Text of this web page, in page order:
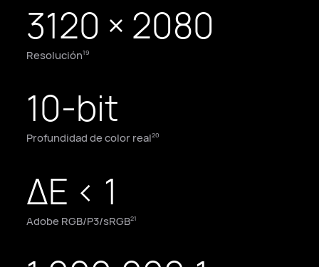
3120 × 2080
Resolución19
10-bit
Profundidad de color real20
ΔE < 1
Adobe RGB/P3/sRGB21